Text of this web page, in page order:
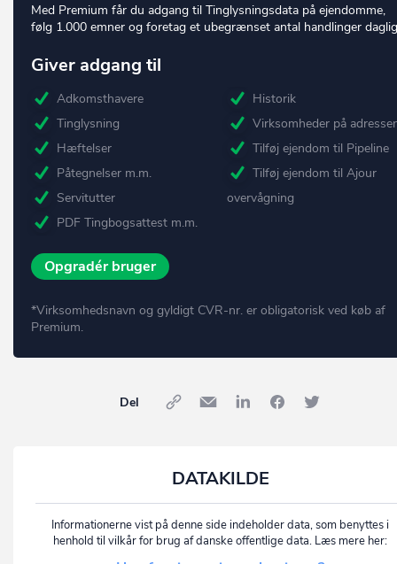
Med Premium får du adgang til Tinglysningsdata på ejendomme,
følg 1.000 emner og foretag et ubegrænset antal handlinger
Giver adgang til
Adkomsthavere
Tinglysning
Hæftelser
Påtegnelser m.m.
Servitutter
PDF Tingbogsattest m.m.
Historik
Virksomheder på
Tilføj ejendom til Pipeline
Tilføj ejendom til Ajour
overvågning
Opgradér bruger
*Virksomhedsnavn og gyldigt CVR-nr. er obligatorisk ved køb af
Premium.
Del
DATAKILDE
Informationerne vist på denne side indeholder data, som benyttes i
henhold til vilkår for brug af danske offentlige data. Læs mere her: